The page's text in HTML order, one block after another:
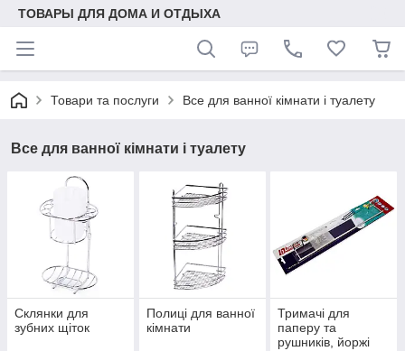
ТОВАРЫ ДЛЯ ДОМА И ОТДЫХА
Товари та послуги Все для ванної кімнати і туалету
Все для ванної кімнати і туалету
Склянки для
зубних щіток
Полиці для ванної
кімнати
Тримачі для
паперу та
рушників, йоржі